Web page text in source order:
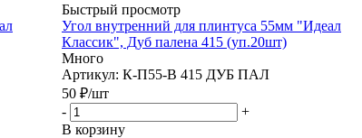
Быстрый просмотр
Угол внутренний для плинтуса 55мм "Идеал
Классик", Дуб палена 415 (уп.20шт)
Много
Артикул: К-П55-В 415 ДУБ ПАЛ
50 ₽/шт
-
+
В корзину